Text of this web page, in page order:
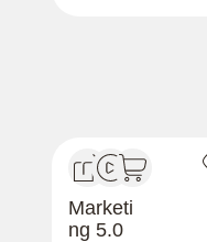
Marketi
ng 5.0